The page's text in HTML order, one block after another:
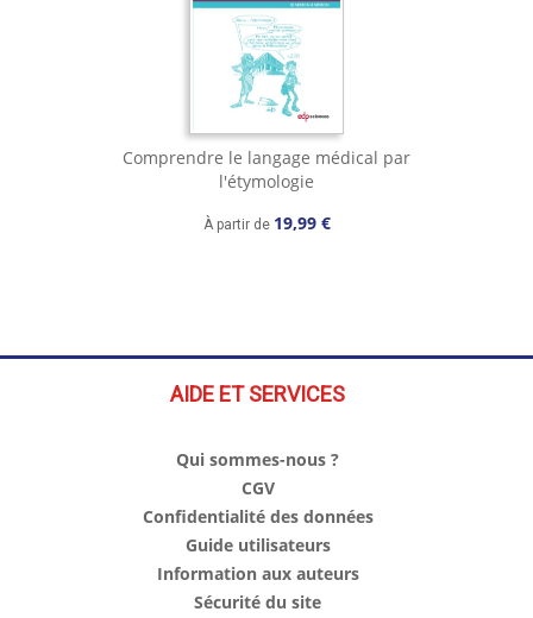
Comprendre le langage médical par
l'étymologie
À partir de 19,99 €
AIDE ET SERVICES
Qui sommes-nous ?
CGV
Confidentialité des données
Guide utilisateurs
Information aux auteurs
Sécurité du site